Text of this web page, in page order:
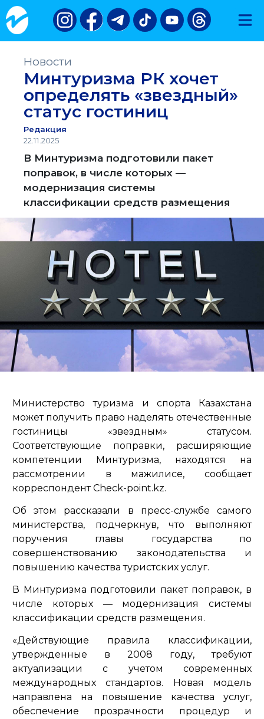
Новости
Минтуризма РК хочет
определять «звездный»
статус гостиниц
Редакция
22.11.2025
В Минтуризма подготовили пакет
поправок, в числе которых —
модернизация системы
классификации средств размещения
Министерство туризма и спорта Казахстана
может получить право наделять отечественные
гостиницы «звездным» статусом.
Соответствующие поправки, расширяющие
компетенции Минтуризма, находятся на
рассмотрении в мажилисе, сообщает
корреспондент Check-point.kz.
Об этом рассказали в пресс-службе самого
министерства, подчеркнув, что выполняют
поручения главы государства по
совершенствованию законодательства и
повышению качества туристских услуг.
В Минтуризма подготовили пакет поправок, в
числе которых — модернизация системы
классификации средств размещения.
«Действующие правила классификации,
утвержденные в 2008 году, требуют
актуализации с учетом современных
международных стандартов. Новая модель
направлена на повышение качества услуг,
обеспечение прозрачности процедур и